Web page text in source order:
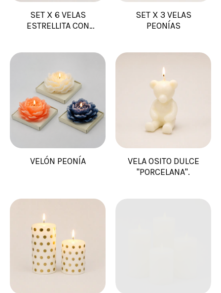
SET X 6 VELAS
ESTRELLITA CON
SET X 3 VELAS
PEONÍAS
VELÓN PEONÍA
VELA OSITO DULCE
"PORCELANA".